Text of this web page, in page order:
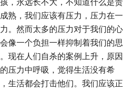
，永远长不大，不知道什么是责
熟，我们应该有压力，压力在一
。然而太多的压力对于我们的心
像一个负担一样抑制着我们的思
现在人们自杀的案例上升，原因
压力中呼吸，觉得生活没有希
生活都会打击他们。我们应该正